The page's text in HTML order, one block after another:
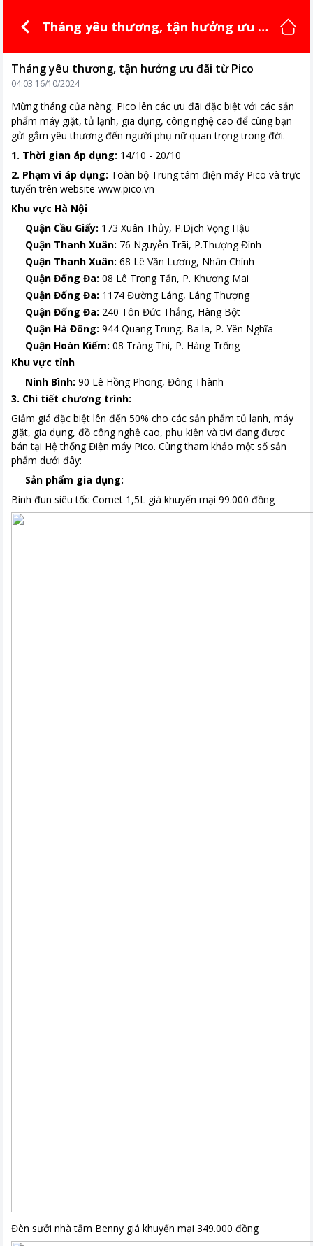
Tháng yêu thương, tận hưởng ưu đ
Tháng yêu thương, tận hưởng ưu đãi từ Pico
04:03 16/10/2024
Mừng tháng của nàng, Pico lên các ưu đãi đặc biệt với các sản
phẩm máy giặt, tủ lạnh, gia dụng, công nghệ cao để cùng bạn
gửi gắm yêu thương đến người phụ nữ quan trọng trong đời.
1. Thời gian áp dụng: 14/10 - 20/10
2. Phạm vi áp dụng: Toàn bộ Trung tâm điện máy Pico và trực
tuyến trên website www.pico.vn
Khu vực Hà Nội
Quận Cầu Giấy: 173 Xuân Thủy, P.Dịch Vọng Hậu
Quận Thanh Xuân: 76 Nguyễn Trãi, P.Thượng Đình
Quận Thanh Xuân: 68 Lê Văn Lương, Nhân Chính
Quận Đống Đa: 08 Lê Trọng Tấn, P. Khương Mai
Quận Đống Đa: 1174 Đường Láng, Láng Thượng
Quận Đống Đa: 240 Tôn Đức Thắng, Hàng Bột
Quận Hà Đông: 944 Quang Trung, Ba la, P. Yên Nghĩa
Quận Hoàn Kiếm: 08 Tràng Thi, P. Hàng Trống
Khu vực tỉnh
Ninh Bình: 90 Lê Hồng Phong, Đông Thành
3. Chi tiết chương trình:
Giảm giá đặc biệt lên đến 50% cho các sản phẩm tủ lạnh, máy
giặt, gia dụng, đồ công nghệ cao, phụ kiện và tivi đang được
bán tại Hệ thống Điện máy Pico. Cùng tham khảo một số sản
phẩm dưới đây:
Sản phẩm gia dụng:
Bình đun siêu tốc Comet 1,5L giá khuyến mại 99.000 đồng
Đèn sưởi nhà tắm Benny giá khuyến mại 349.000 đồng